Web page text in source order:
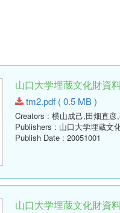
山口大学埋蔵文化財
tm2.pdf ( 0.5 MB )
Creators : 横山成己,田畑直
Publishers : 山口大学埋蔵文
Publish Date : 20051001
山口大学埋蔵文化財資